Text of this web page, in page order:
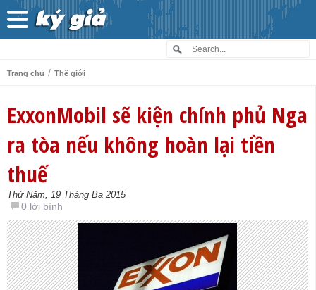
Trang chủ / Thế giới
ExxonMobil sẽ kiện chính phủ Nga
ra tòa nếu không hoàn lại tiền
thuế
Thứ Năm, 19 Tháng Ba 2015
0 lời bình